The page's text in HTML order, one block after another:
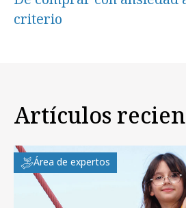
criterio
Artículos
Área de expertos